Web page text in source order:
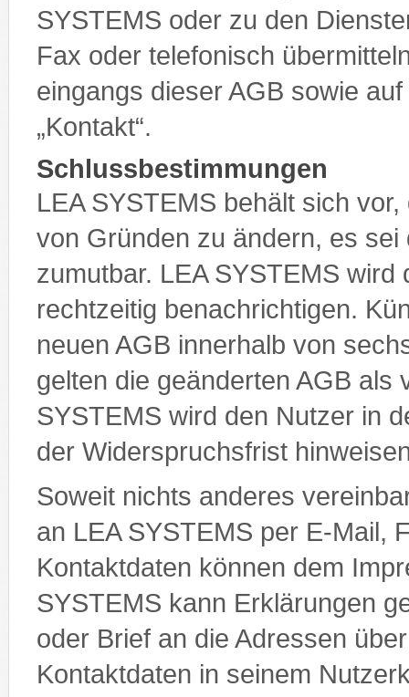
SYSTEMS oder zu den
Fax oder telefonisch
eingangs dieser AGB sowie
„Kontakt“.
Schlussbestimmungen
LEA SYSTEMS behält sich
von Gründen zu ändern, es
zumutbar. LEA SYSTEMS
rechtzeitig benachrichtigen.
neuen AGB innerhalb von
gelten die geänderten AGB als
SYSTEMS wird den Nutzer in
der Widerspruchsfrist
Soweit nichts anderes
an LEA SYSTEMS per E-Mail,
Kontaktdaten können dem
SYSTEMS kann Erklärungen
oder Brief an die Adressen
Kontaktdaten in seinem